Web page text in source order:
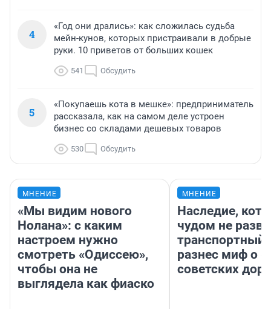
4
«Год они дрались»: как сложилась судьба
мейн-кунов, которых пристраивали в добрые
руки. 10 приветов от больших кошек
541 Обсудить
5
«Покупаешь кота в мешке»: предприниматель
рассказала, как на самом деле устроен
бизнес со складами дешевых товаров
530 Обсудить
МНЕНИЕ
«Мы видим нового
Нолана»: с каким
настроем нужно
смотреть «Одиссею»,
чтобы она не
выглядела как фиаско
МНЕНИЕ
Наследие,
чудом не
транспортный
разнес миф о
советских